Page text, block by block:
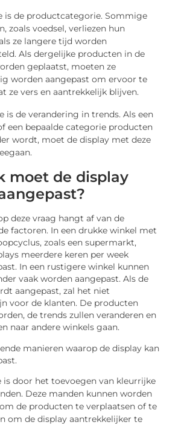
is de productcategorie. Sommige
zoals voedsel, verliezen hun
ze langere tijd worden
Als dergelijke producten in de
geplaatst, moeten ze
worden aangepast om ervoor te
ze vers en aantrekkelijk blijven.
is de verandering in trends. Als een
een bepaalde categorie producten
wordt, moet de display met deze
moet de display
deze vraag hangt af van de
factoren. In een drukke winkel met
zoals een supermarkt,
meerdere keren per week
In een rustigere winkel kunnen
vaak worden aangepast. Als de
aangepast, zal het niet
voor de klanten. De producten
de trends zullen veranderen en
naar andere winkels gaan.
manieren waarop de display kan
is door het toevoegen van kleurrijke
Deze manden kunnen worden
de producten te verplaatsen of te
om de display aantrekkelijker te